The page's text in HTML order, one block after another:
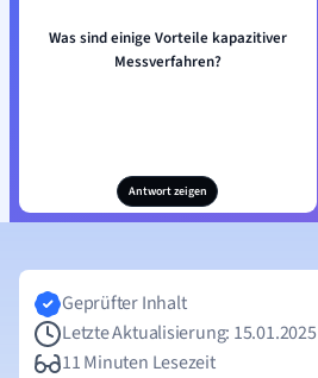
Was sind einige Vorteile kapazitiver
Messverfahren?
Antwort zeigen
Geprüfter Inhalt
Letzte Aktualisierung: 15.01.2025
11 Minuten Lesezeit